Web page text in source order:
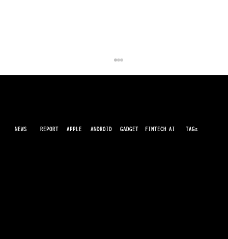
NEWS REPORT APPLE ANDROID GADGET FINTECH AI TAGs